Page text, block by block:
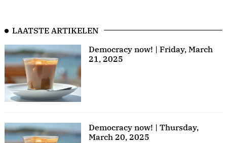
LAATSTE ARTIKELEN
Democracy now! | Friday, March
21, 2025
Democracy now! | Thursday,
March 20, 2025